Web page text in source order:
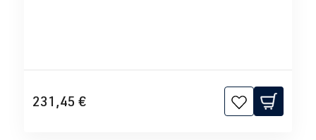
231,45 €